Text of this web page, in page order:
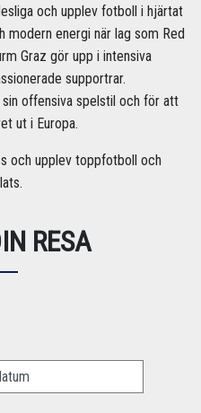
och upplev fotboll i hjärtat
modern energi när lag som Red
Graz gör upp i intensiva
supportrar.
offensiva spelstil och för att
ut i Europa.
och upplev toppfotboll och